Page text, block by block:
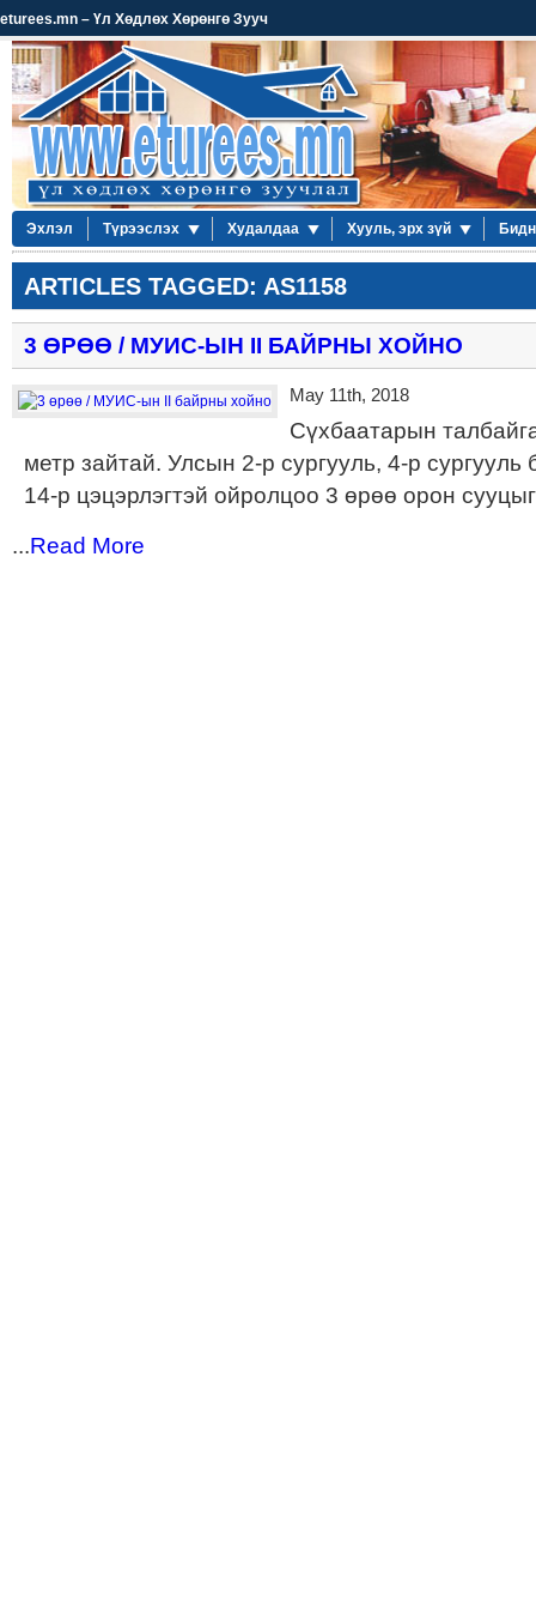
eturees.mn – Үл Хөдлөх Хөрөнгө Зууч
Эхлэл Түрээслэх Худалдаа Хууль, эрх зүй
ARTICLES TAGGED: AS1158
3 ӨРӨӨ / МУИС-ЫН II БАЙРНЫ ХОЙНО
May 11th, 2018
Сүхбаатарын
метр зайтай. Улсын 2-р сургууль, 4-р сургууль
14-р цэцэрлэгтэй ойролцоо 3 өрөө орон
...Read More